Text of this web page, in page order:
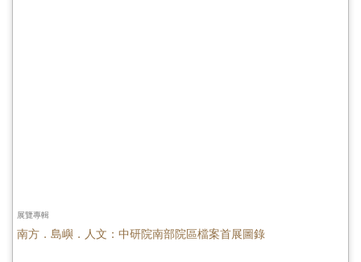
展覽專輯
南方．島嶼．人文：中研院南部院區檔案首展圖錄